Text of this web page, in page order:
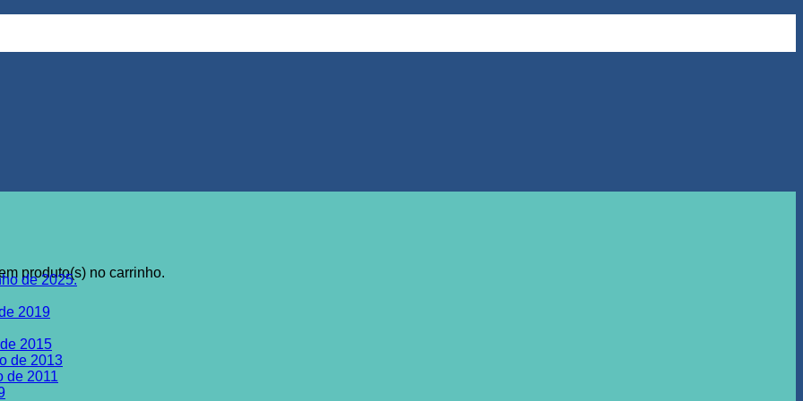
produto(s) no carrinho.
de 2025.
2019
2015
de 2013
de 2011